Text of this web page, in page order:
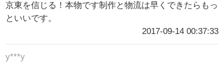
京東を信じる！本物です制作と物流は早くできたらもっ
といいです。
2017-09-14 00:37:33
y***y